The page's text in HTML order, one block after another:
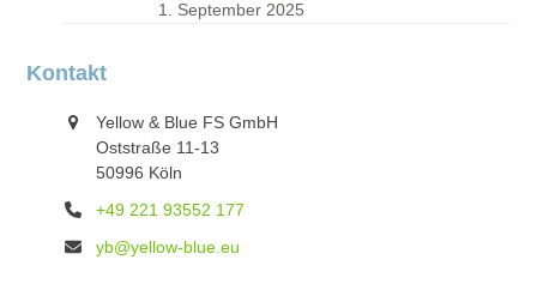
1. September 2025
Kontakt
Yellow & Blue FS GmbH
Oststraße 11-13
50996 Köln
+49 221 93552 177
yb@yellow-blue.eu